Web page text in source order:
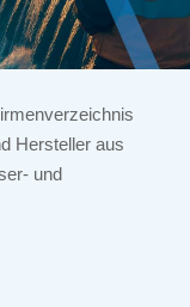
Hersteller aus
und